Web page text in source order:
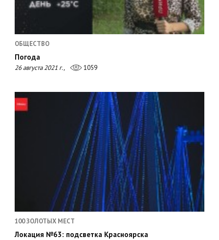
ОБЩЕСТВО
Погода
26 августа 2021 г., 1059
100 ЗОЛОТЫХ МЕСТ
Локация №63: подсветка Красноярска